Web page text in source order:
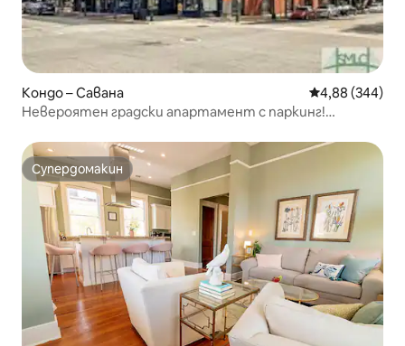
Кондо – Савана Средна
4,88 (344)
Невероятен градски апартамент с паркинг!
Супердомакин
Супердомакин